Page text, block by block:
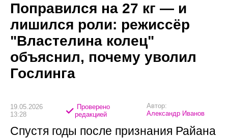
Поправился на 27 кг — и
лишился роли: режиссёр
"Властелина колец"
объяснил, почему уволил
Гослинга
19.05.2026
13:28
Проверено
редакцией
Автор:
Александр Иванов
Спустя годы после признания Райана